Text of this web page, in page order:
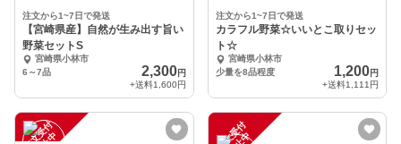
注文から1~7日で発送
【宮崎県産】自然が生み出す旨い
野菜セットS
宮崎県小林市
6～7品
2,300円
+送料1,600円
注文から1~7日で発送
カラフル野菜☆いいとこ取りセッ
ト☆
宮崎県小林市
少量を8品程度
1,200円
+送料1,111円
注
文
受
付
停
止 注
文
受
付
停
止